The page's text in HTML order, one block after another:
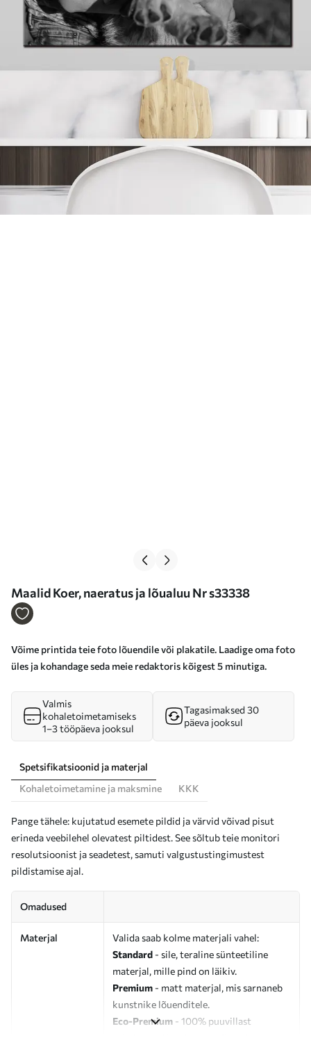
Maalid Koer, naeratus ja lõualuu Nr s33338
Võime printida teie foto lõuendile või plakatile. Laadige oma foto
üles ja kohandage seda meie redaktoris kõigest 5 minutiga.
Valmis
kohaletoimetamiseks
1–3 tööpäeva jooksul
Tagasimaksed 30
päeva jooksul
Spetsifikatsioonid ja materjal
Kohaletoimetamine ja maksmine
KKK
Pange tähele: kujutatud esemete pildid ja värvid võivad pisut
erineda veebilehel olevatest piltidest. See sõltub teie monitori
resolutsioonist ja seadetest, samuti valgustustingimustest
pildistamise ajal.
Omadused
Materjal
Valida saab kolme materjali vahel:
Standard - sile, teraline sünteetiline
materjal, mille pind on läikiv.
Premium - matt materjal, mis sarnaneb
kunstnike lõuenditele.
Eco-Premium - 100% puuvillast